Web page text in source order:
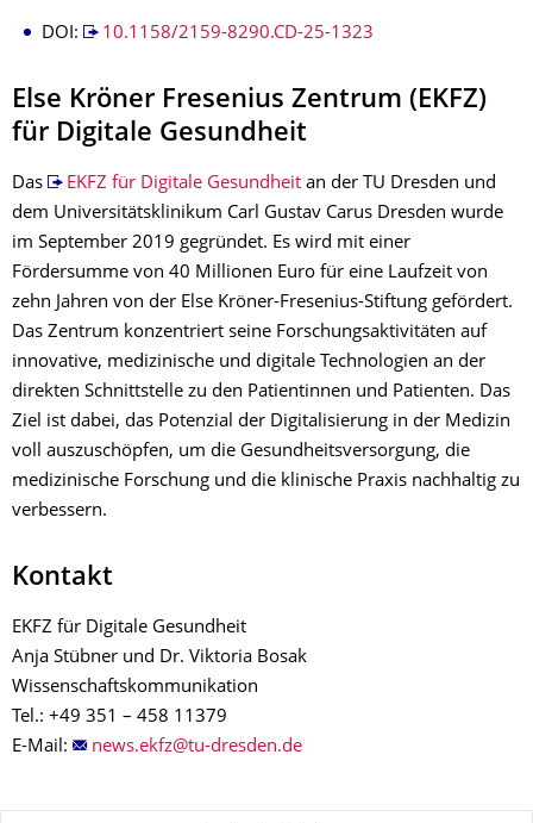
DOI: 10.1158/2159-8290.CD-25-1323
Else Kröner Fresenius Zentrum (EKFZ)
für Digitale Gesundheit
Das EKFZ für Digitale Gesundheitan der TU Dresden und
dem Universitätsklinikum Carl Gustav Carus Dresden wurde
im September 2019 gegründet. Es wird mit einer
Fördersumme von 40 Millionen Euro für eine Laufzeit von
zehn Jahren von der Else Kröner-Fresenius-Stiftung gefördert.
Das Zentrum konzentriert seine Forschungsaktivitäten auf
innovative, medizinische und digitale Technologien an der
direkten Schnittstelle zu den Patientinnen und Patienten. Das
Ziel ist dabei, das Potenzial der Digitalisierung in der Medizin
voll auszuschöpfen, um die Gesundheitsversorgung, die
medizinische Forschung und die klinische Praxis nachhaltig zu
verbessern.
Kontakt
EKFZ für Digitale Gesundheit
Anja Stübner und Dr. Viktoria Bosak
Wissenschaftskommunikation
Tel.: +49 351 – 458 11379
E-Mail: